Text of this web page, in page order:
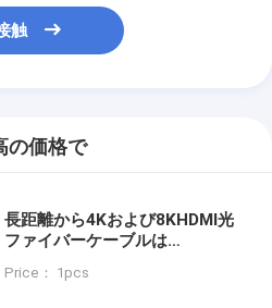
触
の価格で
長距離から4Kおよび8KHDMI光
ファイバーケーブルは
Price： 1pcs